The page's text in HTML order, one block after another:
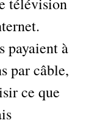
payaient à
par câble,
ce que